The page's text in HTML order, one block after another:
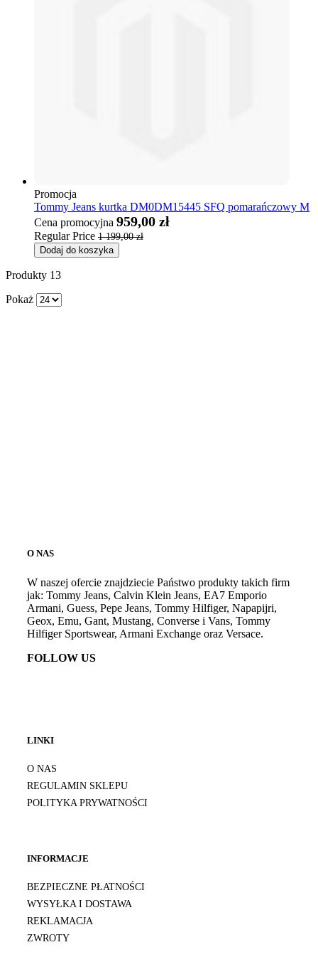
Promocja
Tommy Jeans kurtka DM0DM15445 SFQ pomarańczowy M
Cena promocyjna 959,00 zł
Regular Price 1 199,00 zł
Dodaj do koszyka
Produkty 13
Pokaż
O NAS
W naszej ofercie znajdziecie Państwo produkty takich firm
jak: Tommy Jeans, Calvin Klein Jeans, EA7 Emporio
Armani, Guess, Pepe Jeans, Tommy Hilfiger, Napapijri,
Geox, Emu, Gant, Mustang, Converse i Vans, Tommy
Hilfiger Sportswear, Armani Exchange oraz Versace.
FOLLOW US
LINKI
O NAS
REGULAMIN SKLEPU
POLITYKA PRYWATNOŚCI
INFORMACJE
BEZPIECZNE PŁATNOŚCI
WYSYŁKA I DOSTAWA
REKLAMACJA
ZWROTY